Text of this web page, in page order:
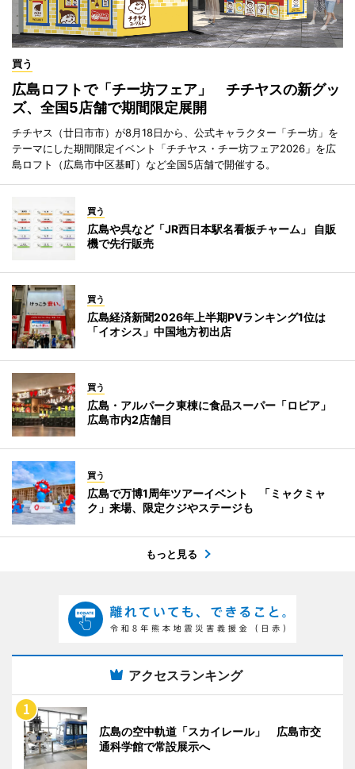
買う
広島ロフトで「チー坊フェア」 チチヤスの新グッ
ズ、全国5店舗で期間限定展開
チチヤス（廿日市市）が8月18日から、公式キャラクター「チー坊」を
テーマにした期間限定イベント「チチヤス・チー坊フェア2026」を広
島ロフト（広島市中区基町）など全国5店舗で開催する。
買う
広島や呉など「JR西日本駅名看板チャーム」 自販
機で先行販売
買う
広島経済新聞2026年上半期PVランキング1位は
「イオシス」中国地方初出店
買う
広島・アルパーク東棟に食品スーパー「ロピア」
広島市内2店舗目
買う
広島で万博1周年ツアーイベント 「ミャクミャ
ク」来場、限定クジやステージも
もっと見る
アクセスランキング
広島の空中軌道「スカイレール」 広島市交
通科学館で常設展示へ